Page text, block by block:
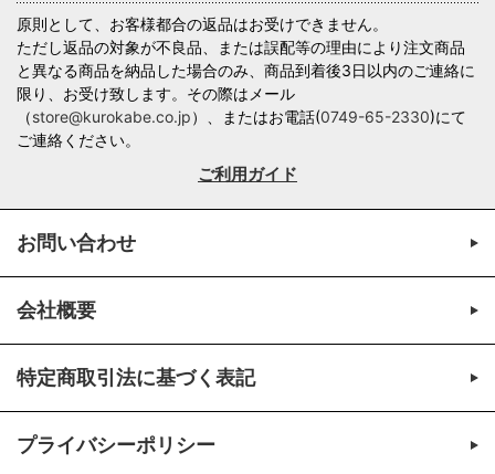
原則として、お客様都合の返品はお受けできません。
ただし返品の対象が不良品、または誤配等の理由により注文商品
と異なる商品を納品した場合のみ、商品到着後3日以内のご連絡に
限り、お受け致します。その際はメール
（store@kurokabe.co.jp）、またはお電話(0749-65-2330)にて
ご連絡ください。
ご利用ガイド
お問い合わせ
会社概要
特定商取引法に基づく表記
プライバシーポリシー